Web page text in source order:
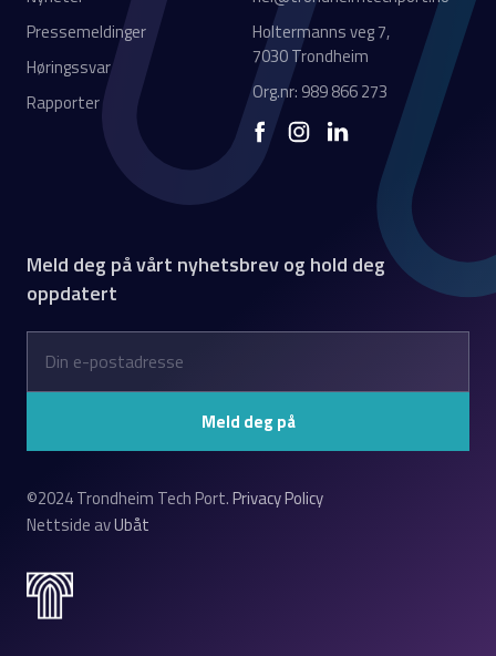
Pressemeldinger
Høringssvar
Rapporter
Holtermanns veg 7,
7030 Trondheim
Org.nr: 989 866 273
Meld deg på vårt nyhetsbrev og hold deg
oppdatert
©2024 Trondheim Tech Port.Privacy Policy
Nettside avUbåt